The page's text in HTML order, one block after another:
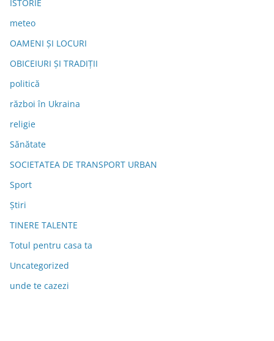
ISTORIE
meteo
OAMENI ȘI LOCURI
OBICEIURI ȘI TRADIȚII
politică
război în Ukraina
religie
Sănătate
SOCIETATEA DE TRANSPORT URBAN
Sport
Știri
TINERE TALENTE
Totul pentru casa ta
Uncategorized
unde te cazezi